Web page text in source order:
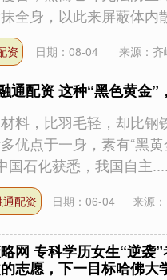
全身，以此来屏蔽体内
资 日期：08-04 来源：
通配资 这种“黑色黄金”
料，比羽毛轻，却比
优点于一身，素有“黑
国石化获悉，我国自主....
配资 日期：06-04 来源
网 专科学历女生“逆袭
志愿，下一目标哈佛大